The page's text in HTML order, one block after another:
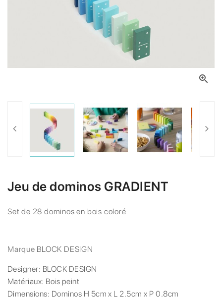

Jeu de dominos GRADIENT
Set de 28 dominos en bois coloré
Marque BLOCK DESIGN
Designer: BLOCK DESIGN
Matériaux: Bois peint
Dimensions: Dominos H 5cm x L 2.5cm x P 0.8cm